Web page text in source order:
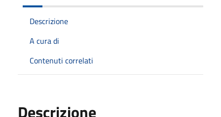
Descrizione
A cura di
Contenuti correlati
Descrizione